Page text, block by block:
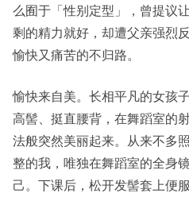
么囿于「性别定型」，曾提议
剩的精力就好，却遭父亲强烈
愉快又痛苦的不归路。
愉快来自美。长相平凡的女孩
高髻、挺直腰背，在舞蹈室的
法般突然美丽起来。从来不多
整的我，唯独在舞蹈室的全身
己。下课后，松开发髻套上便